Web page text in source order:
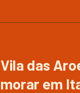
Vila das
morar em